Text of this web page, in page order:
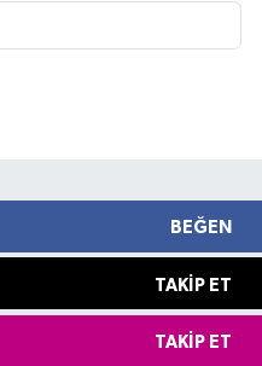
BEĞEN
TAKIP ET
TAKIP ET